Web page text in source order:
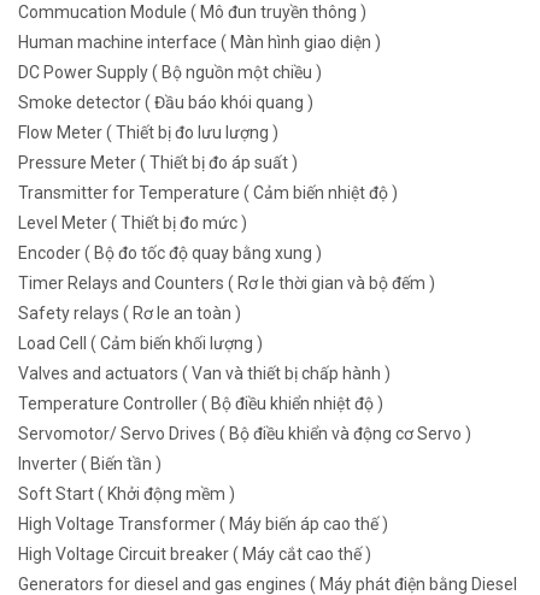
Commucation Module ( Mô đun truyền thông )
Human machine interface ( Màn hình giao diện )
DC Power Supply ( Bộ nguồn một chiều )
Smoke detector ( Đầu báo khói quang )
Flow Meter ( Thiết bị đo lưu lượng )
Pressure Meter ( Thiết bị đo áp suất )
Transmitter for Temperature ( Cảm biến nhiệt độ )
Level Meter ( Thiết bị đo mức )
Encoder ( Bộ đo tốc độ quay bằng xung )
Timer Relays and Counters ( Rơ le thời gian và bộ đếm )
Safety relays ( Rơ le an toàn )
Load Cell ( Cảm biến khối lượng )
Valves and actuators ( Van và thiết bị chấp hành )
Temperature Controller ( Bộ điều khiển nhiệt độ )
Servomotor/ Servo Drives ( Bộ điều khiển và động cơ Servo )
Inverter ( Biến tần )
Soft Start ( Khởi động mềm )
High Voltage Transformer ( Máy biến áp cao thế )
High Voltage Circuit breaker ( Máy cắt cao thế )
Generators for diesel and gas engines ( Máy phát điện bằng Diesel